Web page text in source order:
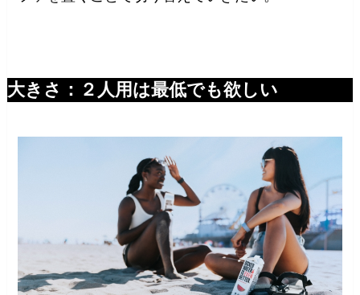
大きさ：２人用は最低でも欲しい